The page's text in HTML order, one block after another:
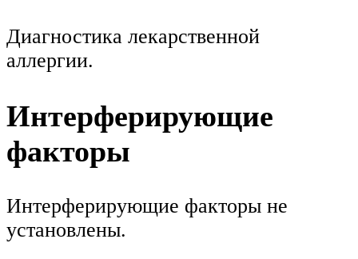
Диагностика лекарственной
аллергии.
Интерферирующие
факторы
Интерферирующие факторы не
установлены.